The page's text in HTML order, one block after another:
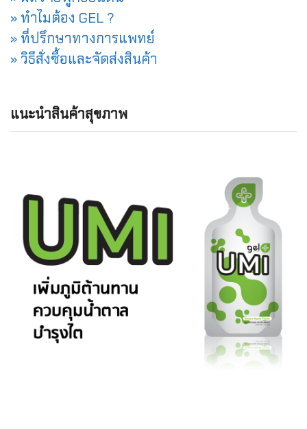
» ทำไมต้อง GEL ?
» ที่ปรึกษาทางการแพทย์
» วิธีสั่งซื้อและจัดส่งสินค้า
แนะนำสินค้าสุขภาพ